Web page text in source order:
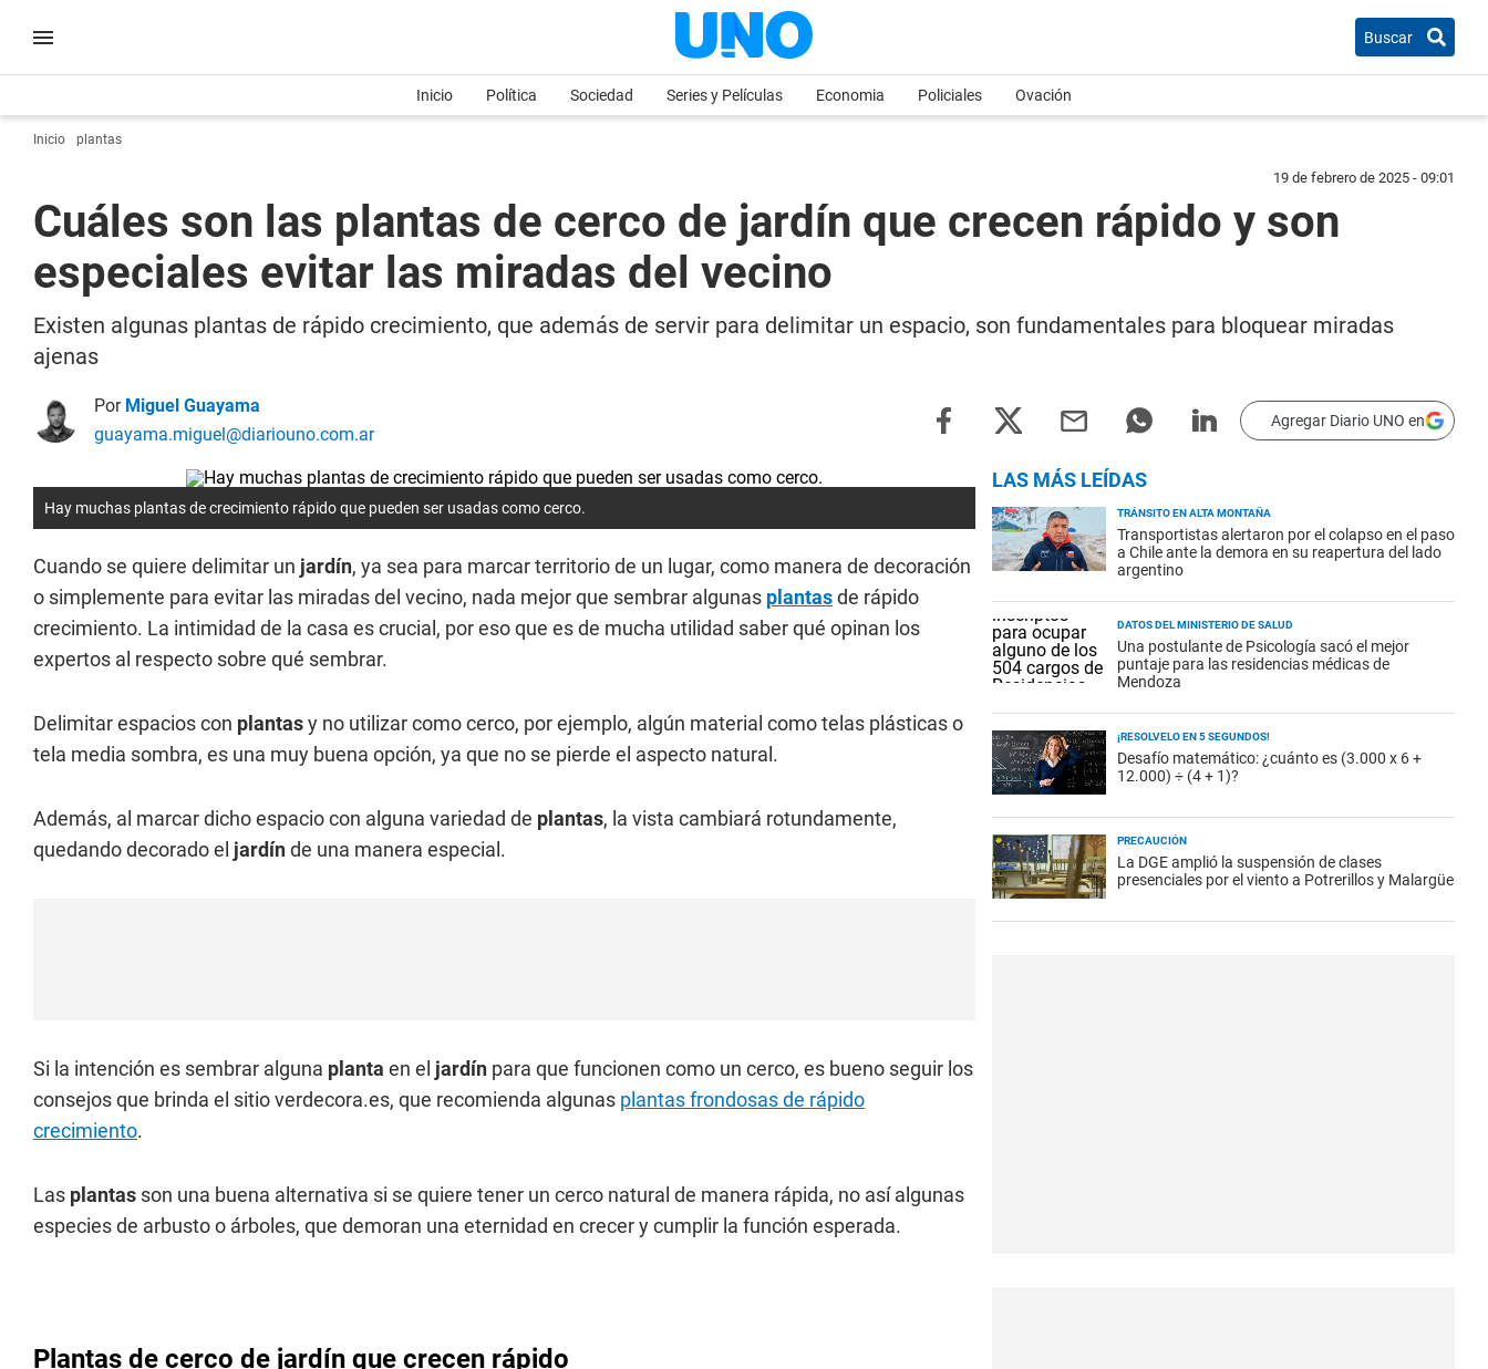
Buscar
Inicio Política Sociedad Series y Películas Economia Policiales Ovación
Inicio plantas
19 de febrero de 2025 - 09:01
Cuáles son las plantas de cerco de jardín que crecen rápido y son
especiales evitar las miradas del vecino
Existen algunas plantas de rápido crecimiento, que además de servir para delimitar un espacio, son fundamentales para bloquear miradas
ajenas
Por Miguel Guayama
guayama.miguel@diariouno.com.ar
Agregar Diario UNO en
Hay muchas plantas de crecimiento rápido que pueden ser usadas como cerco.
Cuando se quiere delimitar un jardín, ya sea para marcar territorio de un lugar, como manera de decoración
o simplemente para evitar las miradas del vecino, nada mejor que sembrar algunas plantasde rápido
crecimiento. La intimidad de la casa es crucial, por eso que es de mucha utilidad saber qué opinan los
expertos al respecto sobre qué sembrar.
Delimitar espacios con plantasy no utilizar como cerco, por ejemplo, algún material como telas plásticas o
tela media sombra, es una muy buena opción, ya que no se pierde el aspecto natural.
Además, al marcar dicho espacio con alguna variedad de plantas, la vista cambiará rotundamente,
quedando decorado el jardínde una manera especial.
Si la intención es sembrar alguna planta en el jardín para que funcionen como un cerco, es bueno seguir los
consejos que brinda el sitio verdecora.es, que recomienda algunas plantas frondosas de rápido
crecimiento.
Las plantas son una buena alternativa si se quiere tener un cerco natural de manera rápida, no así algunas
especies de arbusto o árboles, que demoran una eternidad en crecer y cumplir la función esperada.
Plantas de cerco de jardín que crecen rápido
LAS MÁS LEÍDAS
TRÁNSITO EN ALTA MONTAÑA
Transportistas alertaron por el colapso en el paso
a Chile ante la demora en su reapertura del lado
argentino
DATOS DEL MINISTERIO DE SALUD
Una postulante de Psicología sacó el mejor
puntaje para las residencias médicas de
Mendoza
¡RESOLVELO EN 5 SEGUNDOS!
Desafío matemático: ¿cuánto es (3.000 x 6 +
12.000) ÷ (4 + 1)?
PRECAUCIÓN
La DGE amplió la suspensión de clases
presenciales por el viento a Potrerillos y Malargüe